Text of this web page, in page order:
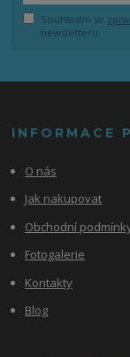
Souhlasím se
newsletteru.
INFORMACE
O nás
Jak nakupovat
Obchodní
Fotogalerie
Kontakty
Blog